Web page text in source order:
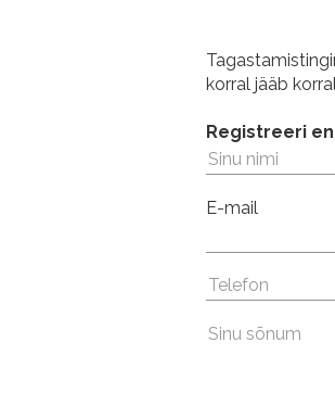
korral jääb
Registreeri
E-mail